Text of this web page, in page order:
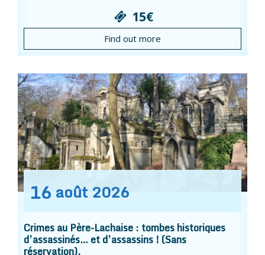
15€
Find out more
16 août 2026
Crimes au Père-Lachaise : tombes historiques
d’assassinés… et d’assassins ! (Sans
réservation).